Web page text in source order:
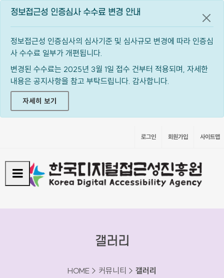
정보접근성 인증심사 수수료 변경 안내
정보접근성 인증심사의 심사기준 및 심사규모 변경에 따라 인증심
사 수수료 일부가 개편됩니다.
변경된 수수료는 2025년 3월 1일 접수 건부터 적용되며, 자세한
내용은 공지사항을 참고 부탁드립니다. 감사합니다.
자세히 보기
공지
로그인 회원가입 사이트맵
갤러리
HOME > 커뮤니티 > 갤러리